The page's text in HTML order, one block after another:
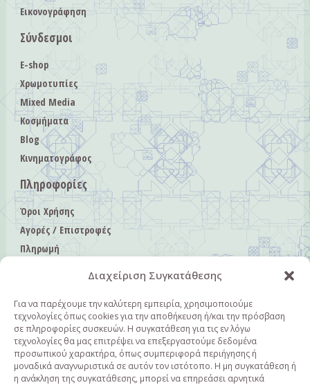
Διαχείριση Συγκατάθεσης
Για να παρέχουμε την καλύτερη εμπειρία, χρησιμοποιούμε
τεχνολογίες όπως cookies για την αποθήκευση ή/και την πρόσβαση
σε πληροφορίες συσκευών. Η συγκατάθεση για τις εν λόγω
τεχνολογίες θα μας επιτρέψει να επεξεργαστούμε δεδομένα
προσωπικού χαρακτήρα, όπως συμπεριφορά περιήγησης ή
μοναδικά αναγνωριστικά σε αυτόν τον ιστότοπο. Η μη συγκατάθεση ή
η ανάκληση της συγκατάθεσης, μπορεί να επηρεάσει αρνητικά
Εικονογράφηση
Σύνδεσμοι
E-shop
Χρωμοτυπίες
Mixed Media
Κοσμήματα
Blog
Κινηματογράφος
Πληροφορίες
Όροι Χρήσης
Αγορές / Επιστροφές
Πληρωμή
Πολιτική Απορρήτου
Πολιτική Cookies
Επικοινωνία
Επικοινωνία
+30 6940362482